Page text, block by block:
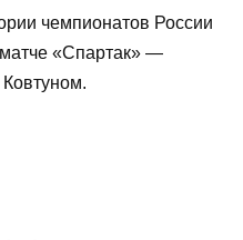
чемпионатов России
«Спартак» —